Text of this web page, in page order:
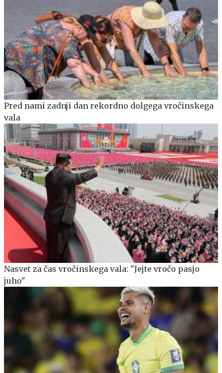
Pred nami zadnji dan rekordno dolgega vročinskega
vala
Nasvet za čas vročinskega vala: "Jejte vročo pasjo
juho"